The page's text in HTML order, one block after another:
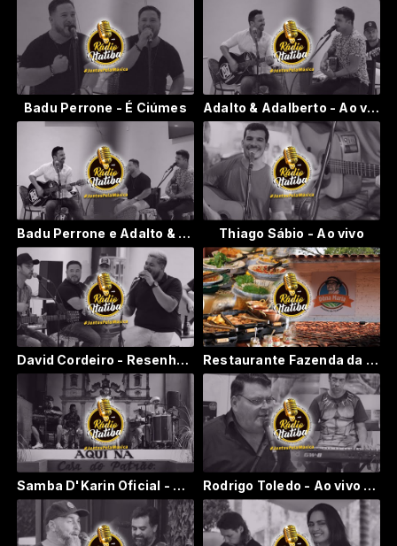
Badu Perrone - É Ciúmes Adalto & Adalberto - Ao vivo - 07-02-2023
Badu Perrone e Adalto & Adalberto - Ao vivo - 07/02/2023 Thiago Sábio - Ao vivo
David Cordeiro - Resenha com Badu Perrone e Adalto & Adalberto Restaurante Fazenda da Dona Maria - Morungaba / SP
Samba D'Karin Oficial - Ao vivo - 23/01/2023 Rodrigo Toledo - Ao vivo - 21/01/2023